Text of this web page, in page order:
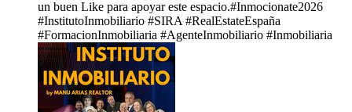
un buen Like para apoyar este espacio.#Inmocionate2026
#InstitutoInmobiliario #SIRA #RealEstateEspaña
#FormacionInmobiliaria #AgenteInmobiliario #Inmobiliaria